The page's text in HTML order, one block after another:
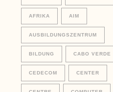
AFRIKA AIM
AUSBILDUNGSZENTRUM
BILDUNG CABO VERDE
CEDECOM CENTER